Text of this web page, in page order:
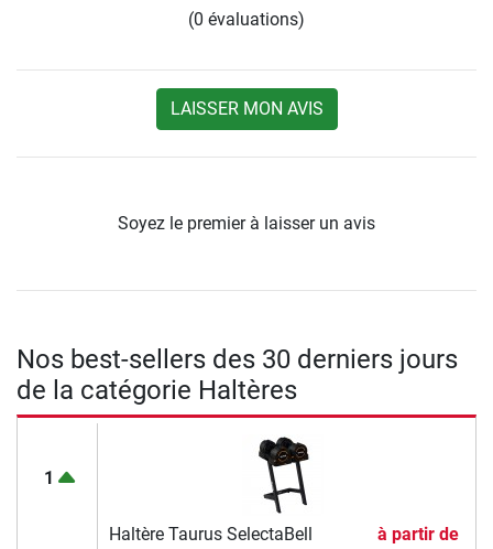
(0 évaluations)
LAISSER MON AVIS
Soyez le premier à laisser un avis
Nos best-sellers des 30 derniers jours
de la catégorie Haltères
1
Haltère Taurus SelectaBell
à partir de